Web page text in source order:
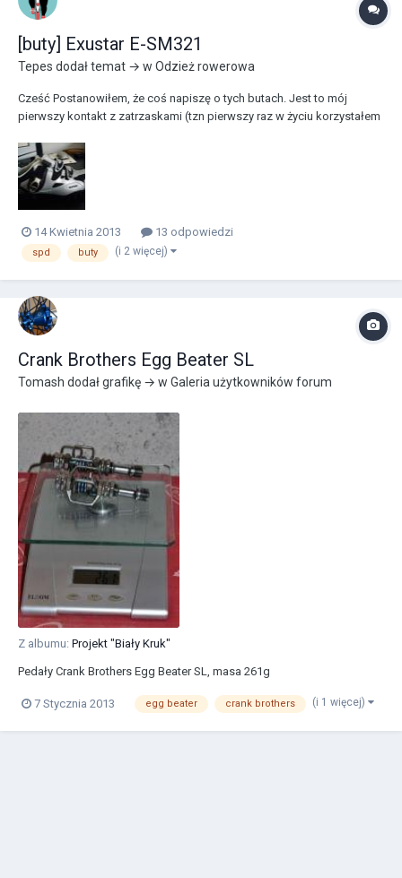
[buty] Exustar E-SM321
Tepes dodał temat → w Odzież rowerowa
Cześć Postanowiłem, że coś napiszę o tych butach. Jest to mój
pierwszy kontakt z zatrzaskami (tzn pierwszy raz w życiu korzystałem
wcześniej je przymierzyć. Mam długość stopy 28 cm. Myślę, że
rozmiar idealnie spasowany to 43. Ja wybrał...
14 Kwietnia 2013 13 odpowiedzi
spd buty (i 2 więcej)
Crank Brothers Egg Beater SL
Tomash dodał grafikę → w Galeria użytkowników forum
Z albumu: Projekt "Biały Kruk"
Pedały Crank Brothers Egg Beater SL, masa 261g
7 Stycznia 2013 egg beater crank brothers (i 1 więcej)